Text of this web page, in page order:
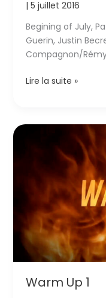
| 5 juillet 2016
Begining of July,
Guerin, Justin
Compagnon/
A
Lire la suite »
Warm Up 1